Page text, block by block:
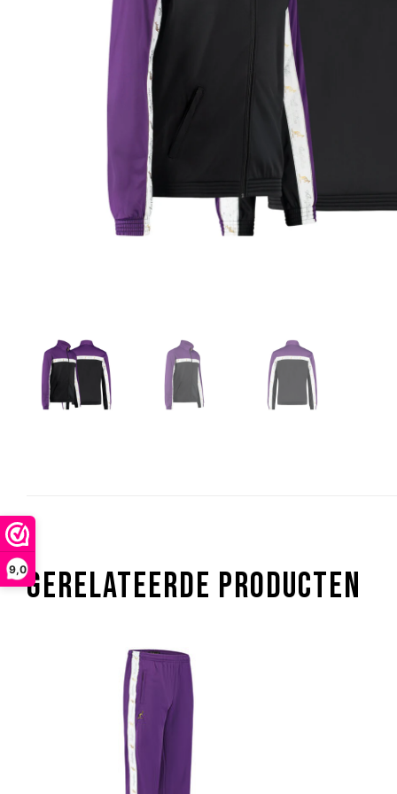
9,0GERELATEERDE PRODUCTEN